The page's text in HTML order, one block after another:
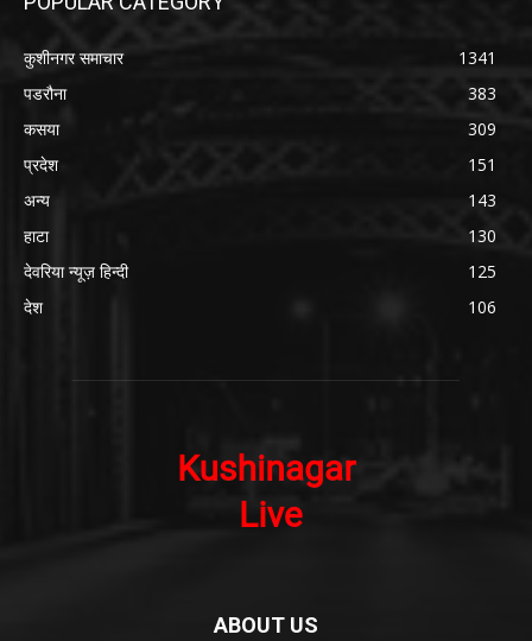
कुशीनगर समाचार
1341
पडरौना
383
कसया
309
प्रदेश
151
अन्य
143
हाटा
130
देवरिया न्यूज़ हिन्दी
125
देश
106
ABOUT US